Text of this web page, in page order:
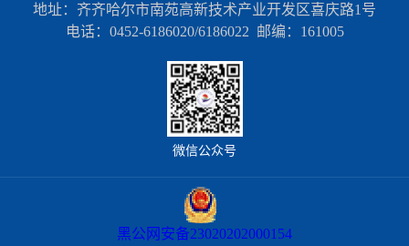
地址：齐齐哈尔市南苑高新技术产业开发区喜庆路1号
电话：0452-6186020/6186022 邮编：161005
微信公众号
黑公网安备23020202000154